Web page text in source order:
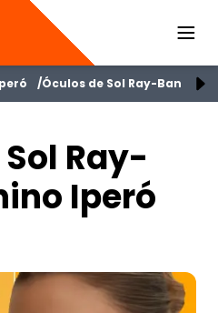
Óculos de Sol Ray-Ban
Ray-
Iperó